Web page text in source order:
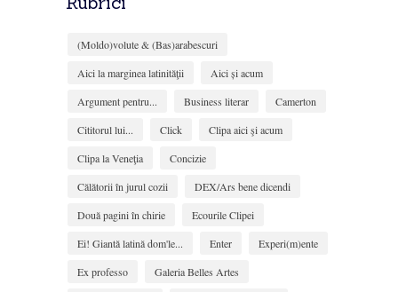
(Moldo)volute & (Bas)arabescuri
Aici la marginea latinităţii
Aici și acum
Argument pentru...
Business literar
Camerton
Cititorul lui...
Click
Clipa aici şi acum
Clipa la Veneţia
Concizie
Călătorii în jurul cozii
DEX/Ars bene dicendi
Două pagini în chirie
Ecourile Clipei
Ei! Giantă latină dom'le...
Enter
Experi(m)ente
Ex professo
Galeria Belles Artes